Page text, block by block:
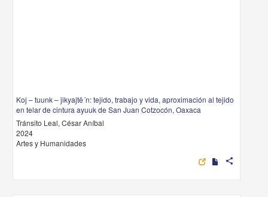
Koj – tuunk – jikyajtë´n: tejido, trabajo y vida, aproximación al tejido
en telar de cintura ayuuk de San Juan Cotzocón, Oaxaca
Tránsito Leal, César Aníbal
2024
Artes y Humanidades
share